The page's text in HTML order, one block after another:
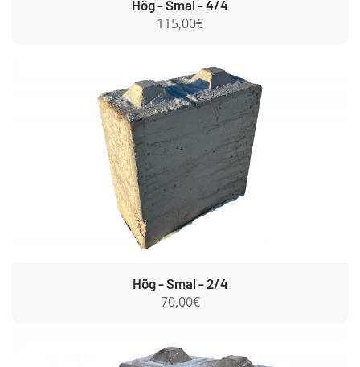
Hög - Smal - 4/4
115,00€
Hög - Smal - 2/4
70,00€